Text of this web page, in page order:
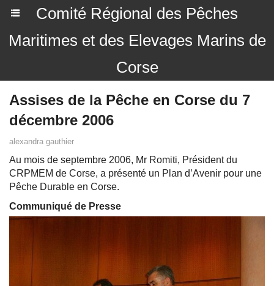
Comité Régional des Pêches
Maritimes et des Elevages Marins de
Corse
Assises de la Pêche en Corse du 7
décembre 2006
alexandra gauthier
Au mois de septembre 2006, Mr Romiti, Président du
CRPMEM de Corse, a présenté un Plan d’Avenir pour une
Pêche Durable en Corse.
Communiqué de Presse